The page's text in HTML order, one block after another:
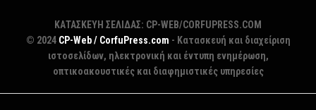
ΚΑΤΑΣΚΕΥΗ ΣΕΛΙΔΑΣ: CP-WEB/CORFUPRESS.COM
© 2024 CP-Web / CorfuPress.com - Κατασκευή και διαχείριση
ιστοσελίδων, ηλεκτρονική και έντυπη ενημέρωση,
οπτικοακουστικές και διαφημιστικές υπηρεσίες